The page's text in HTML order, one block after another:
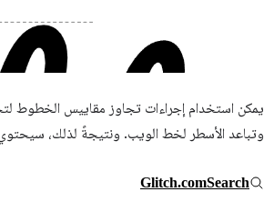
يمكن استخدام إجراءات تجاوز مقاييس الخطوط
وتباعد الأسطر لخط الويب. ونتيجةً لذلك،